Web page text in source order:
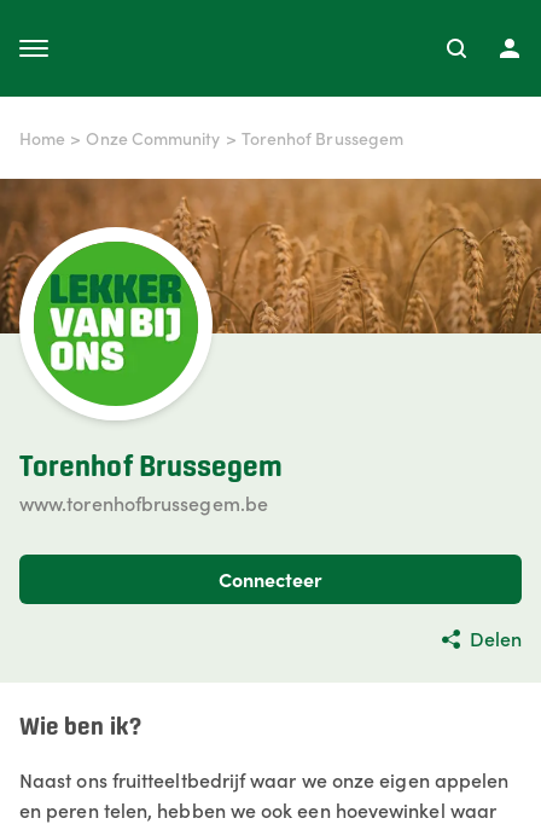
Home > Onze Community > Torenhof Brussegem
Torenhof Brussegem
www.torenhofbrussegem.be
Connecteer
Delen
Wie ben ik?
Naast ons fruitteeltbedrijf waar we onze eigen appelen
en peren telen, hebben we ook een hoevewinkel waar